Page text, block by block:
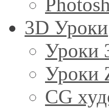
3D Уроки
Уроки
Уроки
CG